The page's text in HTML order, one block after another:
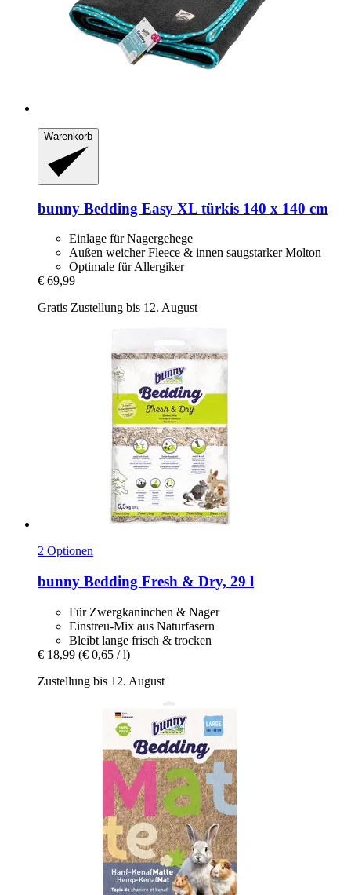
Warenkorb
bunny Bedding Easy XL türkis 140 x 140 cm
Einlage für Nagergehege
Außen weicher Fleece & innen saugstarker Molton
Optimale für Allergiker
€ 69,99
Gratis Zustellung bis 12. August
2 Optionen
bunny Bedding Fresh & Dry, 29 l
Für Zwergkaninchen & Nager
Einstreu-Mix aus Naturfasern
Bleibt lange frisch & trocken
€ 18,99 (€ 0,65 / l)
Zustellung bis 12. August